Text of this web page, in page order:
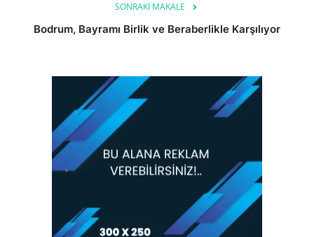
SONRAKI MAKALE
Bodrum, Bayramı Birlik ve Beraberlikle Karşılıyor